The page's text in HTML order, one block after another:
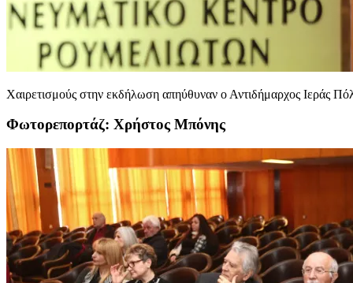
Χαιρετισμούς στην εκδήλωση απηύθυναν ο Αντιδήμαρχος Ιεράς
Φωτορεπορτάζ: Χρήστος Μπόνης